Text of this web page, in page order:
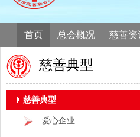
首页 总会概况 慈善资
慈善典型
慈善典型
爱心企业